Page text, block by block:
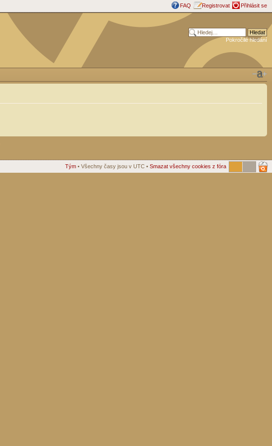
FAQ Registrovat Přihlásit se
Pokročilé hledání
Tým • Všechny časy jsou v UTC • Smazat všechny cookies z fóra